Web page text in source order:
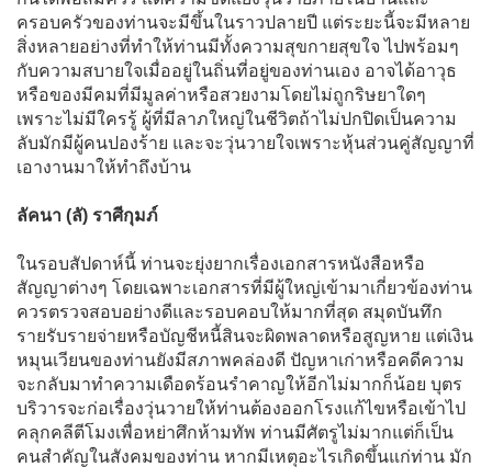
ครอบครัวของท่านจะมีขึ้นในราวปลายปี แต่ระยะนี้จะมีหลาย
สิ่งหลายอย่างที่ทำให้ท่านมีทั้งความสุขกายสุขใจ ไปพร้อมๆ
กับความสบายใจเมื่ออยู่ในถิ่นที่อยู่ของท่านเอง อาจได้อาวุธ
หรือของมีคมที่มีมูลค่าหรือสวยงามโดยไม่ถูกริษยาใดๆ
เพราะไม่มีใครรู้ ผู้ที่มีลาภใหญ่ในชีวิตถ้าไม่ปกปิดเป็นความ
ลับมักมีผู้คนปองร้าย และจะวุ่นวายใจเพราะหุ้นส่วนคู่สัญญาที่
เอางานมาให้ทำถึงบ้าน
ลัคนา (ลั) ราศีกุมภ์
ในรอบสัปดาห์นี้ ท่านจะยุ่งยากเรื่องเอกสารหนังสือหรือ
สัญญาต่างๆ โดยเฉพาะเอกสารที่มีผู้ใหญ่เข้ามาเกี่ยวข้องท่าน
ควรตรวจสอบอย่างดีและรอบคอบให้มากที่สุด สมุดบันทึก
รายรับรายจ่ายหรือบัญชีหนี้สินจะผิดพลาดหรือสูญหาย แต่เงิน
หมุนเวียนของท่านยังมีสภาพคล่องดี ปัญหาเก่าหรือคดีความ
จะกลับมาทำความเดือดร้อนรำคาญให้อีกไม่มากก็น้อย บุตร
บริวารจะก่อเรื่องวุ่นวายให้ท่านต้องออกโรงแก้ไขหรือเข้าไป
คลุกคลีตีโมงเพื่อหย่าศึกห้ามทัพ ท่านมีศัตรูไม่มากแต่ก็เป็น
คนสำคัญในสังคมของท่าน หากมีเหตุอะไรเกิดขึ้นแก่ท่าน มัก